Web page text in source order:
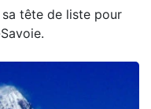
sa tête de liste pour